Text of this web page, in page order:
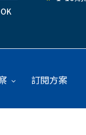
訂閱方案